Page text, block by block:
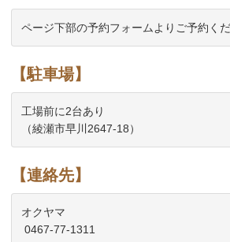
【駐車場】
工場前に2台あり
【連絡先】
オクヤマ